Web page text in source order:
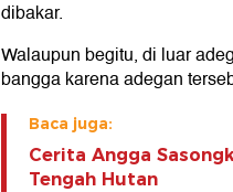
dibakar.
Walaupun begitu, di luar
bangga karena adegan
Baca juga:
Cerita Angga
Tengah Hutan